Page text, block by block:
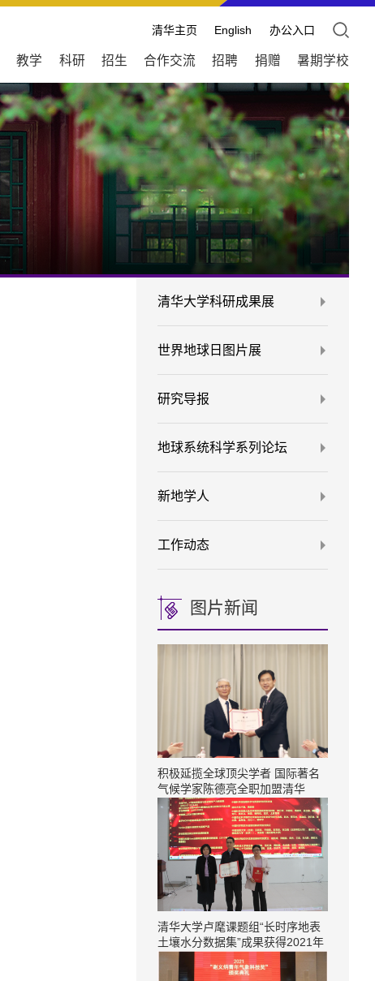
清华主页 English 办公入口
教学 科研 招生 合作交流 招聘 捐赠 暑期学校
清华大学科研成果展
世界地球日图片展
研究导报
地球系统科学系列论坛
新地学人
工作动态
图片新闻
积极延揽全球顶尖学者 国际著名
气候学家陈德亮全职加盟清华
清华大学卢麾课题组“长时序地表
土壤水分数据集”成果获得2021年
度十大最具价值共享开放遥感数据
集奖项